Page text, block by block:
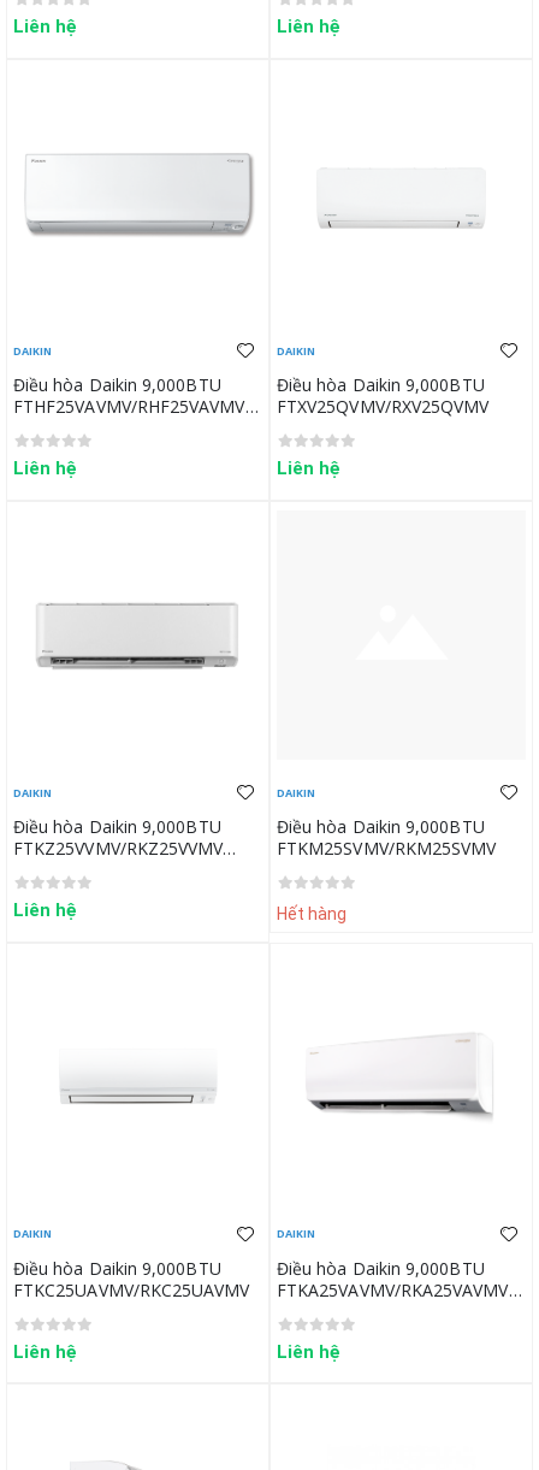
Liên hệ Liên hệ
DAIKIN
Điều hòa Daikin 9,000BTU
FTHF25VAVMV/RHF25VAVMV
Liên hệ
DAIKIN
Điều hòa Daikin 9,000BTU
FTXV25QVMV/RXV25QVMV
Liên hệ
DAIKIN
Điều hòa Daikin 9,000BTU
FTKZ25VVMV/RKZ25VVMV
Liên hệ
DAIKIN
Điều hòa Daikin 9,000BTU
FTKM25SVMV/RKM25SVMV
Hết hàng
DAIKIN
Điều hòa Daikin 9,000BTU
FTKC25UAVMV/RKC25UAVMV
Liên hệ
DAIKIN
Điều hòa Daikin 9,000BTU
FTKA25VAVMV/RKA25VAVMV
Liên hệ